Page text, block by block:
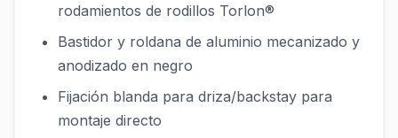
rodamientos de rodillos Torlon®
Bastidor y roldana de aluminio mecanizado y
anodizado en negro
Fijación blanda para driza/backstay para
montaje directo